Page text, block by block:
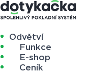
Odvětví
Funkce
E-shop
Ceník